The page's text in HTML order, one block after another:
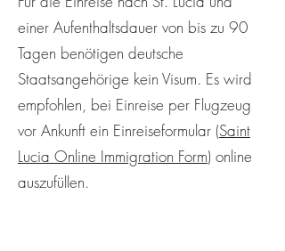
einer Aufenthaltsdauer von bis zu 90
Tagen benötigen deutsche
Staatsangehörige kein Visum. Es wird
empfohlen, bei Einreise per Flugzeug
vor Ankunft ein Einreiseformular (Saint
Lucia Online Immigration Form) online
auszufüllen.